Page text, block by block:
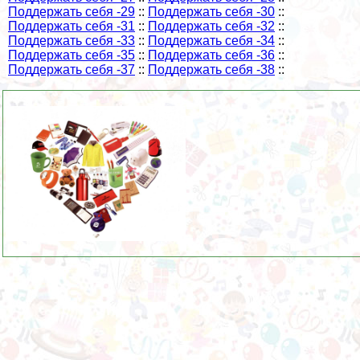
Поддержать себя -29 :: Поддержать себя -30 ::
Поддержать себя -31 :: Поддержать себя -32 ::
Поддержать себя -33 :: Поддержать себя -34 ::
Поддержать себя -35 :: Поддержать себя -36 ::
Поддержать себя -37 :: Поддержать себя -38 ::